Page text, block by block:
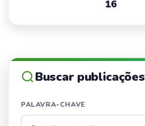
16
Buscar publicações
PALAVRA-CHAVE